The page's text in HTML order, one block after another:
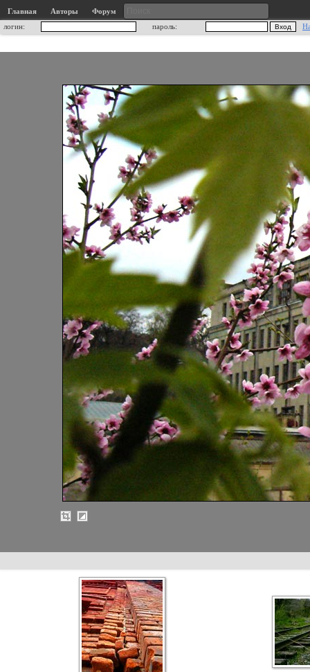
Главная Авторы
Форум
логин:
пароль: